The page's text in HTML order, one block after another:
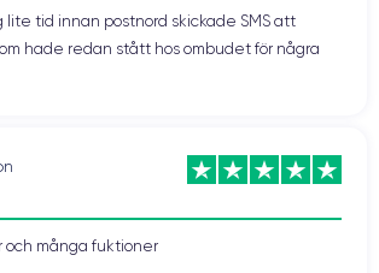
Perfekt för användning på stranden
för iPhone 12
tid innan postnord skickade SMS att
hade redan stått hos ombudet för några
och många fuktioner